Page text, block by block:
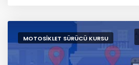
MOTOSIKLET SÜRÜCÜ KURSU